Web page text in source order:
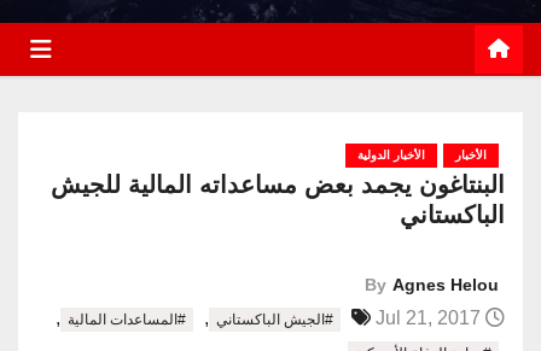
الأخبار الأخبار الدولية
البنتاغون يجمد بعض مساعداته المالية للجيش
الباكستاني
By Agnes Helou
#الجيش الباكستاني , #المساعدات المالية ,